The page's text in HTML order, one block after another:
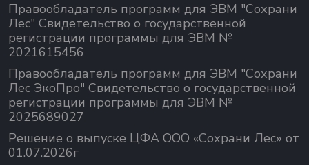
Правообладатель программ для ЭВМ "Сохрани
Лес" Свидетельство о государственной
регистрации программы для ЭВМ №
2021615456
Правообладатель программ для ЭВМ "Сохрани
Лес ЭкоПро" Свидетельство о государственной
регистрации программы для ЭВМ №
2025689027
Решение о выпуске ЦФА ООО «Сохрани Лес» от
01.07.2026г